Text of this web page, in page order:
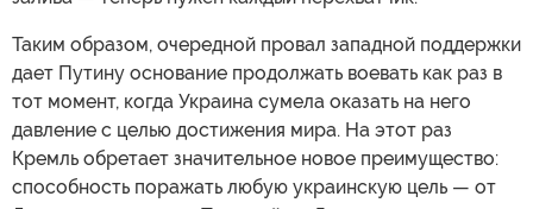
Таким образом, очередной провал западной поддержки
дает Путину основание продолжать воевать как раз в
тот момент, когда Украина сумела оказать на него
давление с целью достижения мира. На этот раз
Кремль обретает значительное новое преимущество:
способность поражать любую украинскую цель — от